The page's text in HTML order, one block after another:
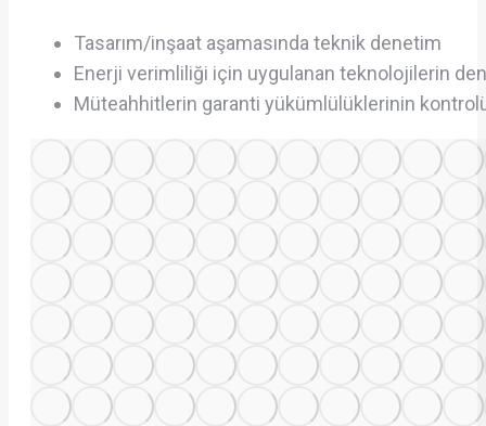
Tasarım/inşaat aşamasında teknik denetim
Enerji verimliliği için uygulanan teknolojilerin
Müteahhitlerin garanti yükümlülüklerinin